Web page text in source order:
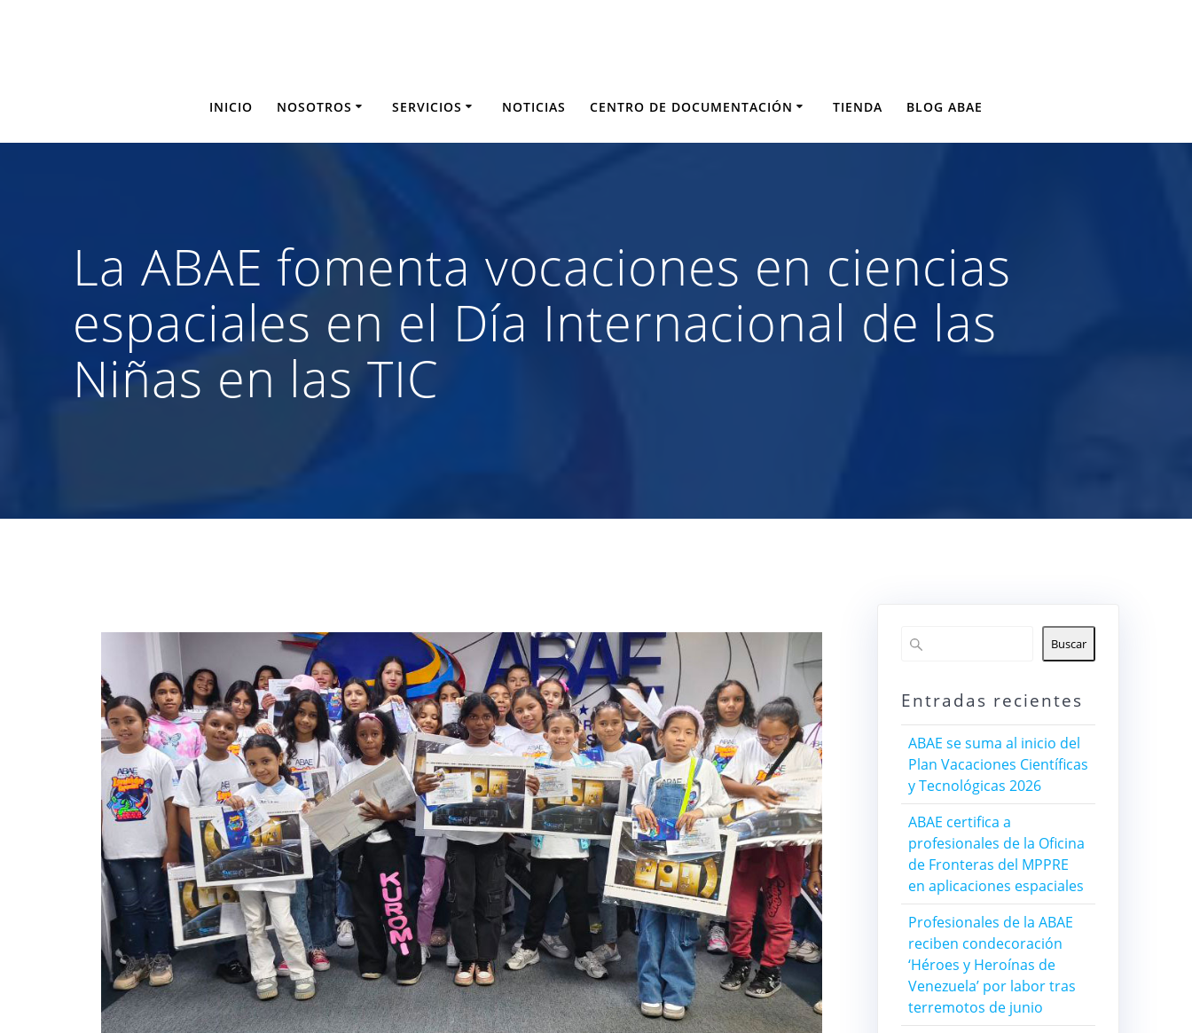
INICIO NOSOTROS SERVICIOS NOTICIAS CENTRO DE DOCUMENTACIÓN TIENDA BLOG ABAE
La ABAE fomenta vocaciones en ciencias
espaciales en el Día Internacional de las
Niñas en las TIC
Buscar
Entradas recientes
ABAE se suma al inicio del
Plan Vacaciones Científicas
y Tecnológicas 2026
ABAE certifica a
profesionales de la Oficina
de Fronteras del MPPRE
en aplicaciones espaciales
Profesionales de la ABAE
reciben condecoración
‘Héroes y Heroínas de
Venezuela’ por labor tras
terremotos de junio